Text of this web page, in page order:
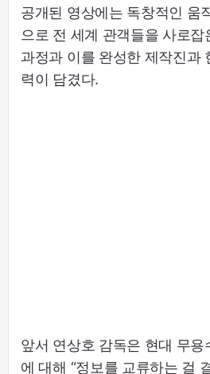
공개된 영상에는 독창적인 움
으로 전 세계 관객들을 사로
과정과 이를 완성한 제작진과
력이 담겼다.
앞서 연상호 감독은 현대 무
에 대해 “정보를 교류하는 걸